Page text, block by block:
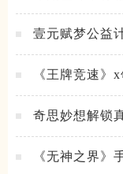
壹元赋梦公益
《王牌竞速》
奇思妙想解锁
《无神之界》